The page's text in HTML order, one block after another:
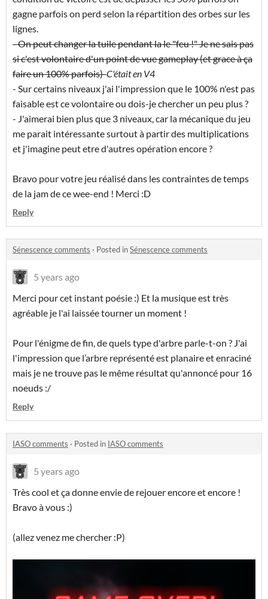
gagne parfois on perd selon la répartition des orbes sur les
lignes.
- On peut changer la tuile pendant la le "feu !" Je ne sais pas
si c'est volontaire d'un point de vue gameplay (et grace à ça
faire un 100% parfois)C'était en V4
- Sur certains niveaux j'ai l'impression que le 100% n'est pas
faisable est ce volontaire ou dois-je chercher un peu plus ?
- J'aimerai bien plus que 3 niveaux, car la mécanique du jeu
me parait intéressante surtout à partir des multiplications
et j'imagine peut etre d'autres opération encore ?
Bravo pour votre jeu réalisé dans les contraintes de temps
de la jam de ce wee-end ! Merci :D
Reply
Sénescence comments · Posted inSénescence comments
5 years ago
Merci pour cet instant poésie :) Et la musique est très
agréable je l'ai laissée tourner un moment !
Pour l'énigme de fin, de quels type d'arbre parle-t-on ? J'ai
l'impression que l’arbre représenté est planaire et enraciné
mais je ne trouve pas le même résultat qu'annoncé pour 16
noeuds :/
Reply
IASO comments · Posted in IASO comments
5 years ago
Très cool et ça donne envie de rejouer encore et encore !
Bravo à vous :)
(allez venez me chercher :P)